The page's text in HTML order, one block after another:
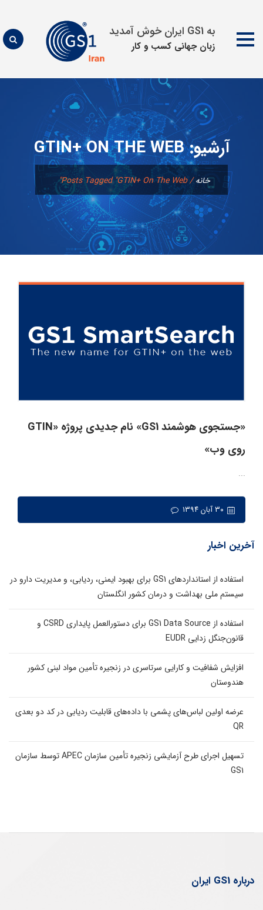
به GS1 ایران خوش آمدید
زبان جهانی كسب و كار
محتوا
آرشیو:GTIN+ ON THE WEB
خانه/
Posts Tagged "GTIN+ On The Web"
«جستجوی هوشمند GS1» نام جدیدی پروژه «GTIN
روی وب»
...
آخرین اخبار
استفاده از استانداردهای GS1 برای بهبود ایمنی، ردیابی، و مدیریت دارو در
سیستم ملی بهداشت و درمان کشور انگلستان
استفاده از GS1 Data Source برای دستورالعمل پایداری CSRD و
قانون‌جنگل زدایی EUDR
افزایش شفافیت و کارایی سرتاسری در زنجیره تأمین مواد لبنی کشور
هندوستان
عرضه اولین لباس‌های پشمی با داده‌های قابلیت ردیابی در کد دو بعدی
QR
تسهیل اجرای طرح آزمایشی زنجیره تأمین سازمان APEC توسط سازمان
GS1
درباره GS1 ایران